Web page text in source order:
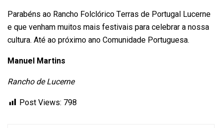
Parabéns ao Rancho Folclórico Terras de Portugal Lucerne
e que venham muitos mais festivais para celebrar a nossa
cultura. Até ao próximo ano Comunidade Portuguesa.
Manuel Martins
Rancho de Lucerne
Post Views: 798